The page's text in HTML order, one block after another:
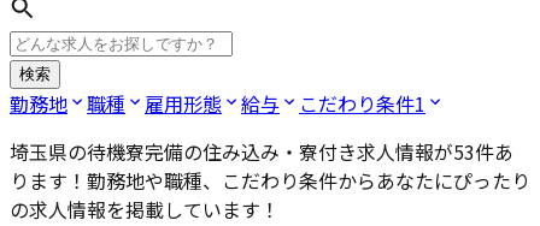
検索
勤務地 職種 雇用形態 給与 こだわり条件1
埼玉県の待機寮完備の住み込み・寮付き求人情報が53件あ
ります！勤務地や職種、こだわり条件からあなたにぴったり
の求人情報を掲載しています！